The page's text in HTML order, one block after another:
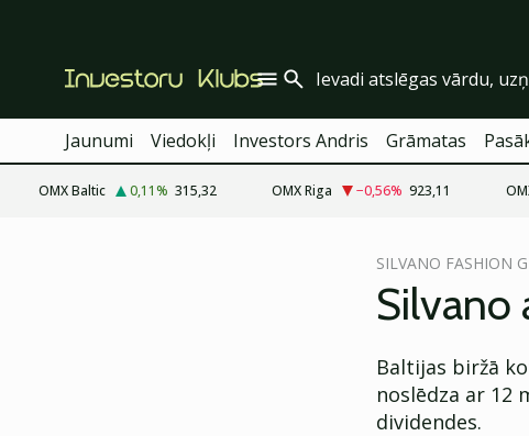
Jaunumi Viedokļi Investors Andris Grāmatas
OMX Baltic 0,11% 315,32 OMX Riga −0,56% 923,11
SILVANO FASHION
Silvano
Baltijas biržā
noslēdza ar 12
dividendes.